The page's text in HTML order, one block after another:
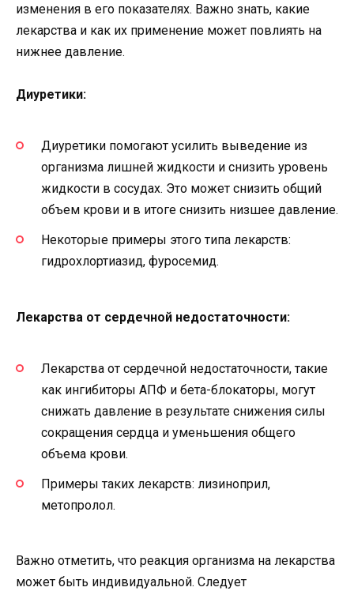
изменения в его показателях. Важно знать, какие
лекарства и как их применение может повлиять на
нижнее давление.
Диуретики:
Диуретики помогают усилить выведение из
организма лишней жидкости и снизить уровень
жидкости в сосудах. Это может снизить общий
объем крови и в итоге снизить низшее давление.
Некоторые примеры этого типа лекарств:
гидрохлортиазид, фуросемид.
Лекарства от сердечной недостаточности:
Лекарства от сердечной недостаточности, такие
как ингибиторы АПФ и бета-блокаторы, могут
снижать давление в результате снижения силы
сокращения сердца и уменьшения общего
объема крови.
Примеры таких лекарств: лизиноприл,
метопролол.
Важно отметить, что реакция организма на лекарства
может быть индивидуальной. Следует